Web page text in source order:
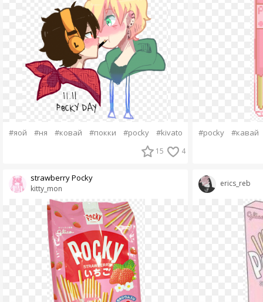
#яой #ня #ковай #покки #pocky #kivato
15 4
kitty_mon
strawberry Pocky
#pocky #кавай
erics_reb